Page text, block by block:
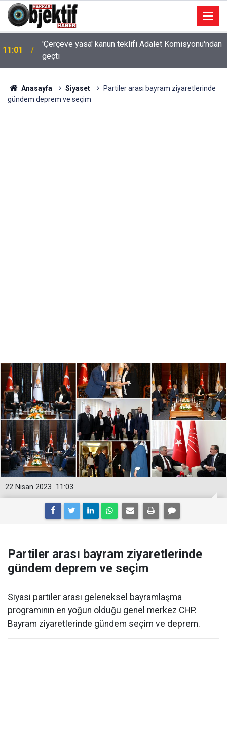
11:01
'Çerçeve yasa' kanun teklifi Adalet Komisyonu'ndan
geçti
Anasayfa Siyaset
Partiler arası bayram ziyaretlerinde
gündem deprem ve seçim
11:03
22 Nisan 2023
Partiler arası bayram ziyaretlerinde
gündem deprem ve seçim
Siyasi partiler arası geleneksel bayramlaşma
programının en yoğun olduğu genel merkez CHP.
Bayram ziyaretlerinde gündem seçim ve deprem.